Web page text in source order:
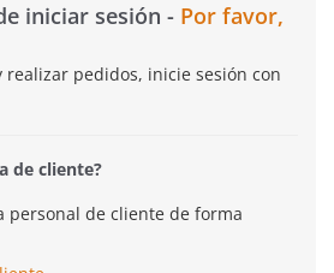
iniciar sesión - Por favor,
realizar pedidos, inicie sesión con
de cliente?
personal de cliente de forma